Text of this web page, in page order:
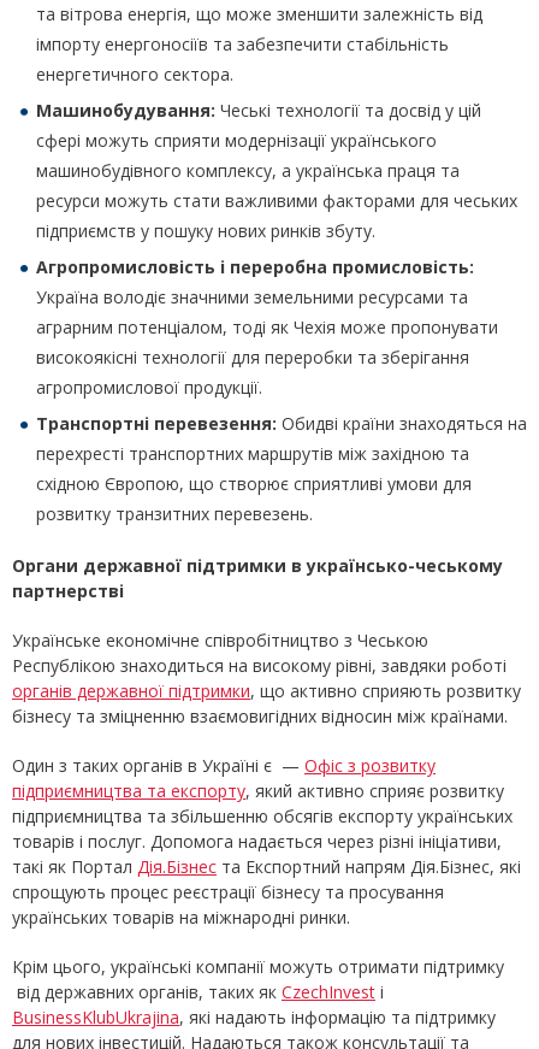
та вітрова енергія, що може зменшити залежність від
імпорту енергоносіїв та забезпечити стабільність
енергетичного сектора.
Машинобудування: Чеські технології та досвід у цій
сфері можуть сприяти модернізації українського
машинобудівного комплексу, а українська праця та
ресурси можуть стати важливими факторами для чеських
підприємств у пошуку нових ринків збуту.
Агропромисловість і переробна промисловість:
Україна володіє значними земельними ресурсами та
аграрним потенціалом, тоді як Чехія може пропонувати
високоякісні технології для переробки та зберігання
агропромислової продукції.
Транспортні перевезення: Обидві країни знаходяться на
перехресті транспортних маршрутів між західною та
східною Європою, що створює сприятливі умови для
розвитку транзитних перевезень.
Органи державної підтримки в українсько-чеському
партнерстві
Українське економічне співробітництво з Чеською
Республікою знаходиться на високому рівні, завдяки роботі
органів державної підтримки, що активно сприяють розвитку
бізнесу та зміцненню взаємовигідних відносин між країнами.
Один з таких органів в Україні є — Офіс з розвитку
підприємництва та експорту, який активно сприяє розвитку
підприємництва та збільшенню обсягів експорту українських
товарів і послуг. Допомога надається через різні ініціативи,
такі як Портал Дія.Бізнес та Експортний напрям Дія.Бізнес, які
спрощують процес реєстрації бізнесу та просування
українських товарів на міжнародні ринки.
Крім цього, українські компанії можуть отримати підтримку
від державних органів, таких як CzechInvest і
BusinessKlubUkrajina, які надають інформацію та підтримку
для нових інвестицій. Надаються також консультації та